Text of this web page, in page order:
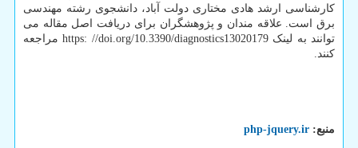
کارشناسی ارشد هادی مختاری دولت آباد، دانشجوی رشته مهندسی
برق است. علاقه مندان و پژوهشگران برای دریافت اصل مقاله می
توانند به لینک https: //doi.org/10.3390/diagnostics13020179 مراجعه
کنند.
منبع: php-jquery.ir